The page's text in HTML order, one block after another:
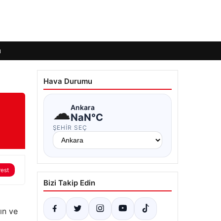
ve
Hava Durumu
☁Ankara
NaN°C
ŞEHIR SEÇ
Bizi Takip Edin